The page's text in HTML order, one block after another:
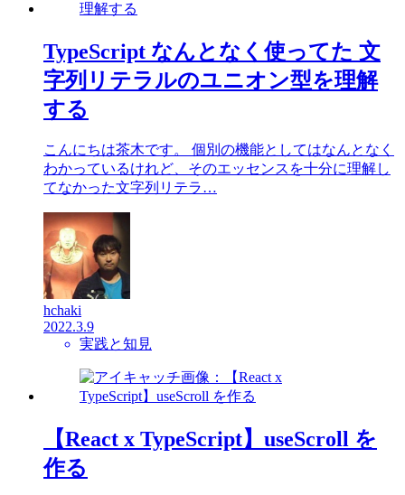
TypeScript なんとなく使ってた 文
字列リテラルのユニオン型を理解
する
こんにちは茶木です。 個別の機能としてはなんとなく
わかっているけれど、そのエッセンスを十分に理解し
てなかった文字列リテラ…
hchaki
2022.3.9
実践と知見
【React x TypeScript】useScroll を
作る